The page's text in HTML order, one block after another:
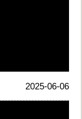
2025-06-06